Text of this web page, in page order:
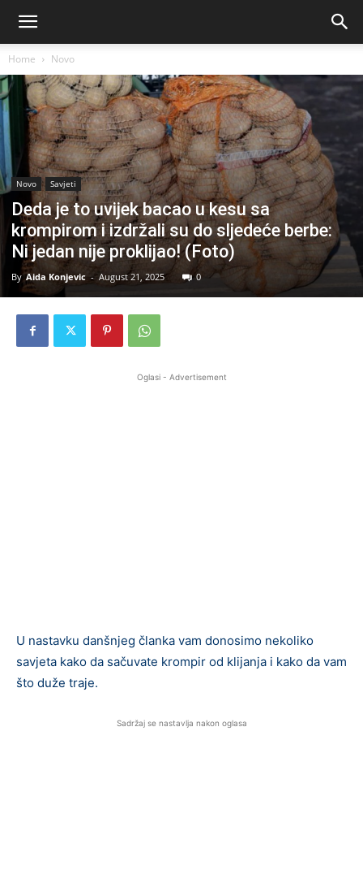
Home Novo
Novo Savjeti
Deda je to uvijek bacao u kesu sa
krompirom i izdržali su do sljedeće berbe:
Ni jedan nije proklijao! (Foto)
By Aida Konjevic - August 21, 2025 0
Oglasi - Advertisement
U nastavku danšnjeg članka vam donosimo nekoliko
savjeta kako da sačuvate krompir od klijanja i kako da vam
što duže traje.
Sadržaj se nastavlja nakon oglasa